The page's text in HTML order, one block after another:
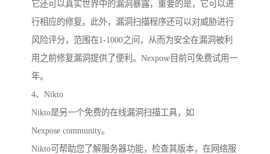
它还可以真实世界中的漏洞暴露，重要的是，它可以进
行相应的修复。此外，漏洞扫描程序还可以对威胁进行
风险评分，范围在1-1000之间，从而为安全在漏洞被利
用之前修复漏洞提供了便利。Nexpose目前可免费试用一
年。
4、Nikto
Nikto是另一个免费的在线漏洞扫描工具，如
Nexpose community。
Nikto可帮助您了解服务器功能，检查其版本，在网络服